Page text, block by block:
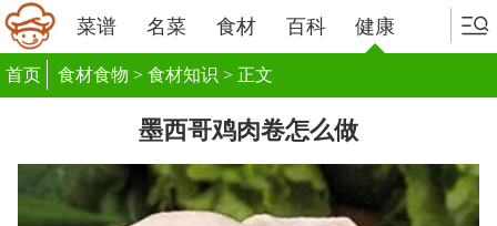
菜谱 名菜 食材 百科 健康
首页 食材食物 > 食材知识 > 正文
墨西哥鸡肉卷怎么做